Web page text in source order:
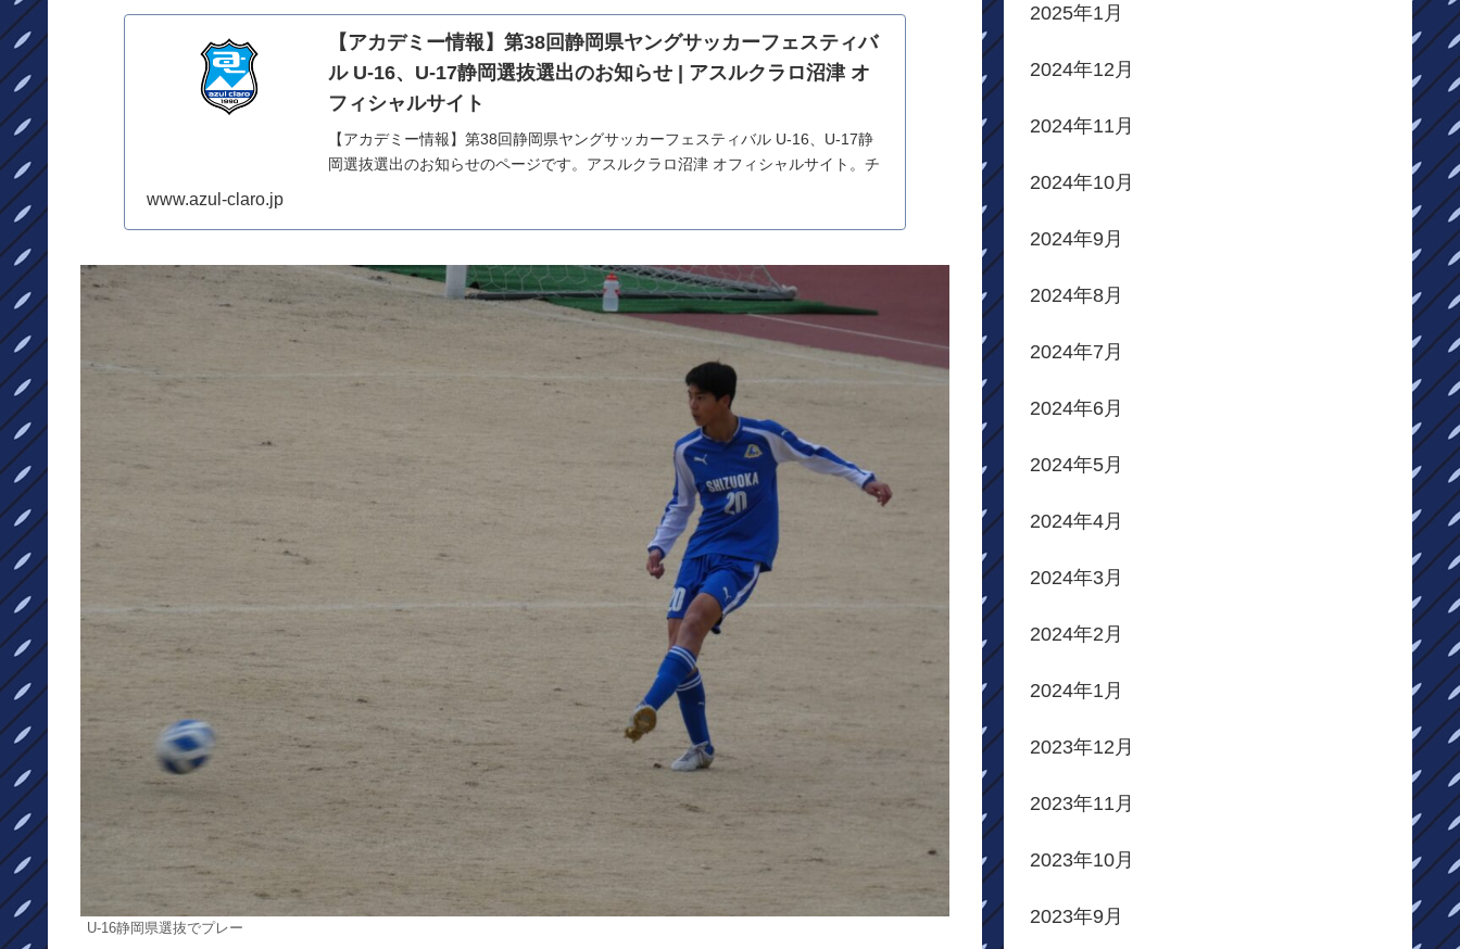
【アカデミー情報】第38回静岡県ヤングサッカーフェスティバ
ル U-16、U-17静岡選抜選出のお知らせ | アスルクラロ沼津 オ
フィシャルサイト
【アカデミー情報】第38回静岡県ヤングサッカーフェスティバル U-16、U-17静
岡選抜選出のお知らせのページです。アスルクラロ沼津 オフィシャルサイト。チ
www.azul-claro.jp
U-16静岡県選抜でプレー
2025年1月
2024年12月
2024年11月
2024年10月
2024年9月
2024年8月
2024年7月
2024年6月
2024年5月
2024年4月
2024年3月
2024年2月
2024年1月
2023年12月
2023年11月
2023年10月
2023年9月